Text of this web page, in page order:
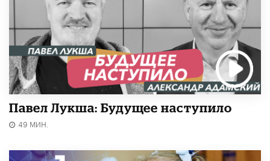
Павел Лукша: Будущее наступило
49 МИН.